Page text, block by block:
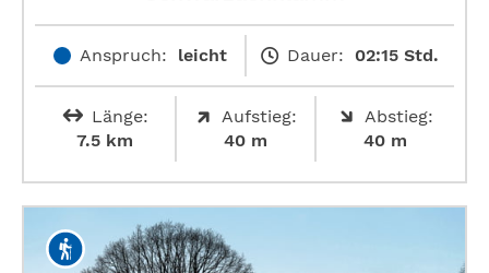
Anspruch: leicht Dauer: 02:15 Std.
Länge:
7.5 km
Aufstieg:
40 m
Abstieg:
40 m